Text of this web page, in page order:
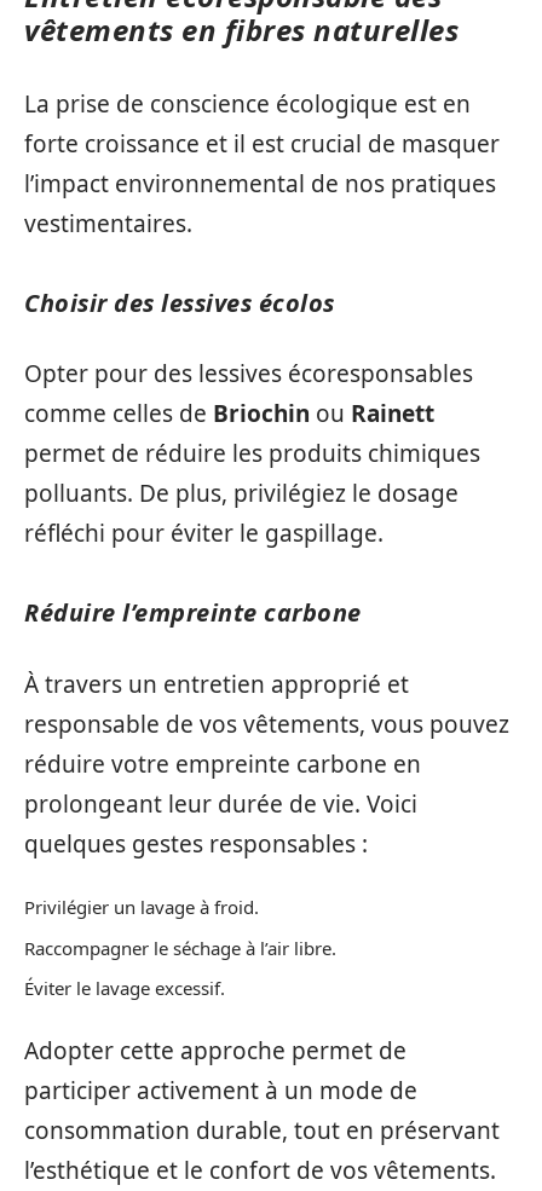
vêtements en fibres naturelles
La prise de conscience écologique est en
forte croissance et il est crucial de masquer
l’impact environnemental de nos pratiques
vestimentaires.
Choisir des lessives écolos
Opter pour des lessives écoresponsables
comme celles de Briochin ou Rainett
permet de réduire les produits chimiques
polluants. De plus, privilégiez le dosage
réfléchi pour éviter le gaspillage.
Réduire l’empreinte carbone
À travers un entretien approprié et
responsable de vos vêtements, vous pouvez
réduire votre empreinte carbone en
prolongeant leur durée de vie. Voici
quelques gestes responsables :
Privilégier un lavage à froid.
Raccompagner le séchage à l’air libre.
Éviter le lavage excessif.
Adopter cette approche permet de
participer activement à un mode de
consommation durable, tout en préservant
l’esthétique et le confort de vos vêtements.